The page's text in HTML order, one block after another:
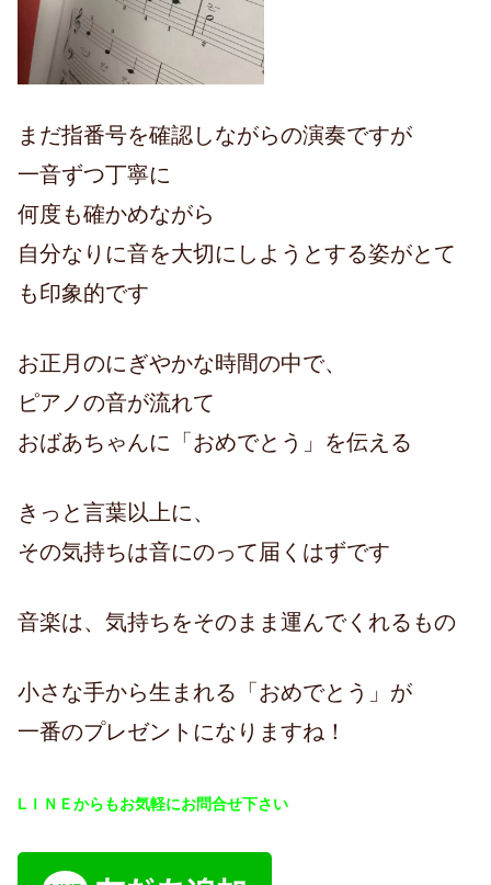
まだ指番号を確認しながらの演奏ですが
一音ずつ丁寧に
何度も確かめながら
自分なりに音を大切にしようとする姿がとて
も印象的です
お正月のにぎやかな時間の中で、
ピアノの音が流れて
おばあちゃんに「おめでとう」を伝える
きっと言葉以上に、
その気持ちは音にのって届くはずです
音楽は、気持ちをそのまま運んでくれるもの
小さな手から生まれる「おめでとう」が
一番のプレゼントになりますね！
LＩＮＥからもお気軽にお問合せ下さい